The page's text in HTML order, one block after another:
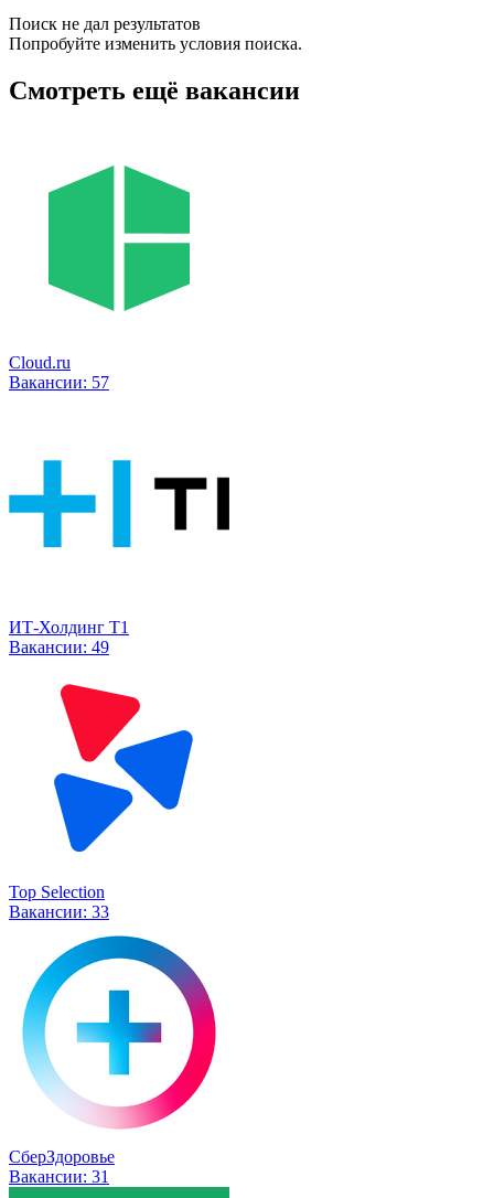
Поиск не дал результатов
Попробуйте изменить условия поиска.
Смотреть ещё вакансии
Cloud.ru
Вакансии: 57
ИТ-Холдинг Т1
Вакансии: 49
Top Selection
Вакансии: 33
СберЗдоровье
Вакансии: 31